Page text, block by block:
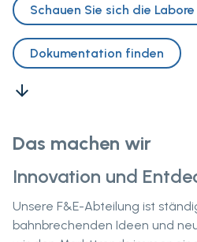
Schauen Sie sich die
Dokumentation finden
arrow_downward
Das machen wir
Innovation und
Unsere F&E-Abteilung ist
bahnbrechenden Ideen und